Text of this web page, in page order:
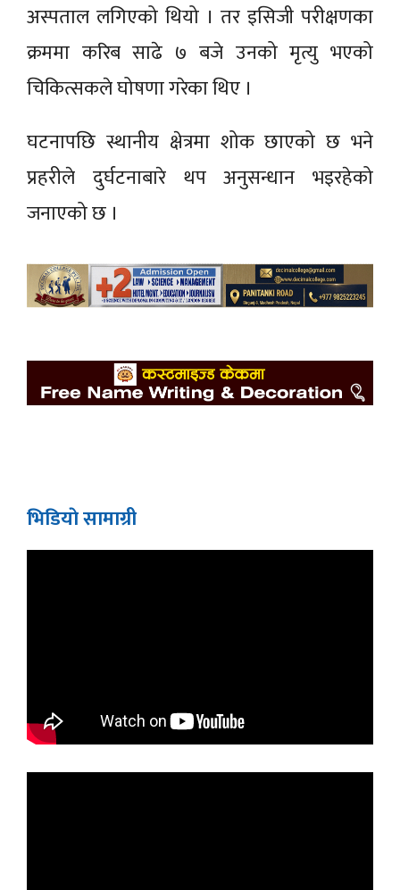
अस्पताल लगिएको थियो । तर इसिजी परीक्षणका
क्रममा करिब साढे ७ बजे उनको मृत्यु भएको
चिकित्सकले घोषणा गरेका थिए ।
घटनापछि स्थानीय क्षेत्रमा शोक छाएको छ भने
प्रहरीले दुर्घटनाबारे थप अनुसन्धान भइरहेको
जनाएको छ ।
भिडियाे सामाग्री